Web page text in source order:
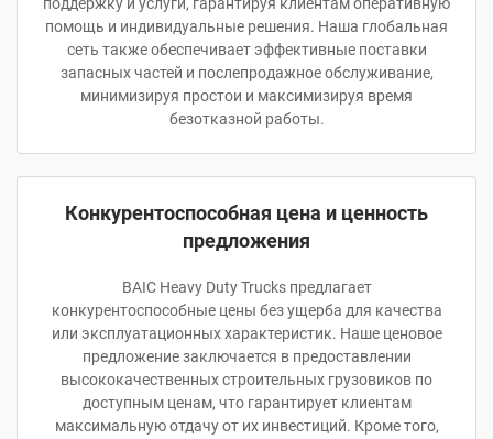
помощь и индивидуальные решения. Наша глобальная
сеть также обеспечивает эффективные поставки
запасных частей и послепродажное обслуживание,
минимизируя простои и максимизируя время
безотказной работы.
Конкурентоспособная цена и ценность
предложения
BAIC Heavy Duty Trucks предлагает
конкурентоспособные цены без ущерба для качества
или эксплуатационных характеристик. Наше ценовое
предложение заключается в предоставлении
высококачественных строительных грузовиков по
доступным ценам, что гарантирует клиентам
максимальную отдачу от их инвестиций. Кроме того,